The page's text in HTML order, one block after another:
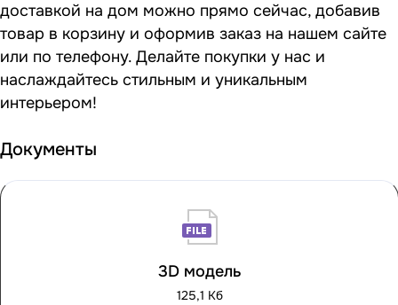
доставкой на дом можно прямо сейчас, добавив
товар в корзину и оформив заказ на нашем сайте
или по телефону. Делайте покупки у нас и
наслаждайтесь стильным и уникальным
интерьером!
Документы
3D модель
125,1 Кб